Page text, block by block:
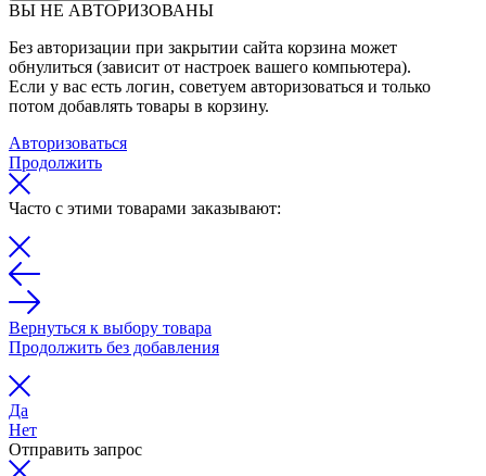
ВЫ НЕ АВТОРИЗОВАНЫ
Без авторизации при закрытии сайта корзина может
обнулиться (зависит от настроек вашего компьютера).
Если у вас есть логин, советуем авторизоваться и только
потом добавлять товары в корзину.
Авторизоваться
Продолжить
Часто с этими товарами заказывают:
Вернуться к выбору товара
Продолжить без добавления
Да
Нет
Отправить запрос